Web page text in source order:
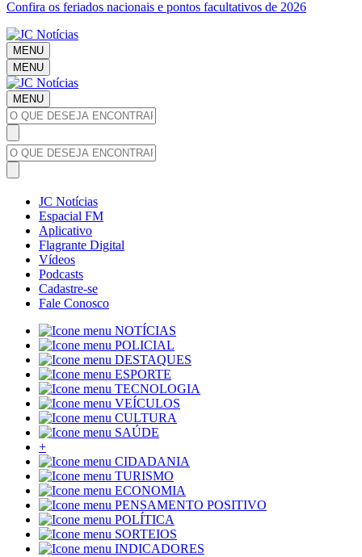
Confira os feriados nacionais e pontos facultativos de 2026
MENU
MENU
MENU
JC Notícias
Espacial FM
Aplicativo
Flagrante Digital
Vídeos
Podcasts
Cadastre-se
Fale Conosco
NOTÍCIAS
POLICIAL
DESTAQUES
ESPORTE
TECNOLOGIA
VEÍCULOS
CULTURA
SAÚDE
+
CIDADANIA
TURISMO
ECONOMIA
PENSAMENTO POSITIVO
POLÍTICA
SORTEIOS
INDICADORES